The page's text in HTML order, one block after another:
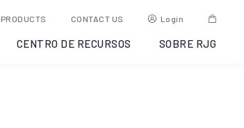
PRODUCTS CONTACT US Login
CENTRO DE RECURSOS SOBRE RJG